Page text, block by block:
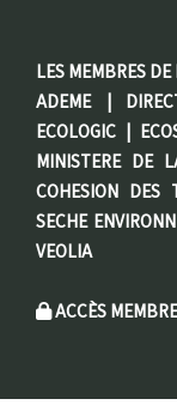
LES MEMBRES DE
ADEME |
ECOLOGIC |
MINISTERE DE
COHESION DES
SECHE
VEOLIA
ACCÈS